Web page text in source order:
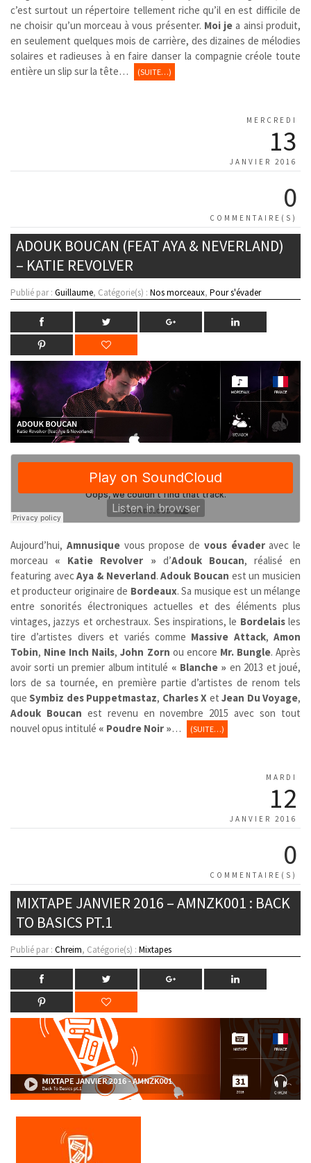
c’est surtout un répertoire tellement riche qu’il en est difficile de
ne choisir qu’un morceau à vous présenter. Moi je a ainsi produit,
en seulement quelques mois de carrière, des dizaines de mélodies
solaires et radieuses à en faire danser la compagnie créole toute
entière un slip sur la tête…
(SUITE…)
MERCREDI
13
JANVIER 2016
0
COMMENTAIRE(S)
ADOUK BOUCAN (FEAT AYA & NEVERLAND)
– KATIE REVOLVER
Publié par : Guillaume, Catégorie(s) : Nos morceaux, Pour s'évader
Aujourd’hui, Amnusiquevous propose de vous évaderavec le
morceau « Katie Revolver » d’Adouk Boucan, réalisé en
featuring avecAya & Neverland.Adouk Boucan est un musicien
et producteur originaire de Bordeaux. Sa musique est un mélange
entre sonorités électroniques actuelles et des éléments plus
vintages, jazzys et orchestraux. Ses inspirations, le Bordelaisles
tire d’artistes divers et variés comme Massive Attack, Amon
Tobin, Nine Inch Nails,John Zorn ou encore Mr. Bungle. Après
avoir sorti un premier album intitulé « Blanche » en 2013 et joué,
lors de sa tournée, en première partie d’artistes de renom tels
queSymbiz des Puppetmastaz, Charles X etJean Du Voyage,
Adouk Boucan est revenu en novembre 2015 avec son tout
nouvel opus intitulé « Poudre Noir »… (SUITE…)
MARDI
12
JANVIER 2016
0
COMMENTAIRE(S)
MIXTAPE JANVIER 2016 – AMNZK001 : BACK
TO BASICS PT.1
Publié par : Chreim, Catégorie(s) : Mixtapes